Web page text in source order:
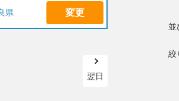
県 変更
翌日
並
絞